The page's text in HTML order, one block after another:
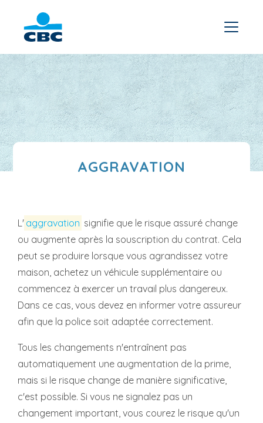
AGGRAVATION
L' aggravation signifie que le risque assuré change
ou augmente après la souscription du contrat. Cela
peut se produire lorsque vous agrandissez votre
maison, achetez un véhicule supplémentaire ou
commencez à exercer un travail plus dangereux.
Dans ce cas, vous devez en informer votre assureur
afin que la police soit adaptée correctement.
Tous les changements n'entraînent pas
automatiquement une augmentation de la prime,
mais si le risque change de manière significative,
c'est possible. Si vous ne signalez pas un
changement important, vous courez le risque qu'un